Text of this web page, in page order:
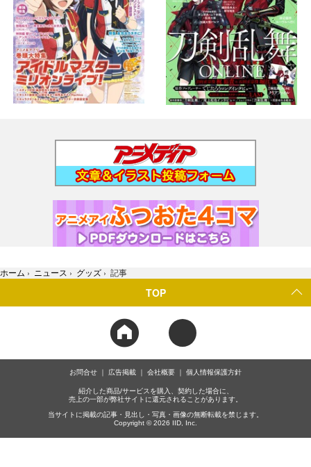
ホーム › ニュース › グッズ › 記事
TOP
お問合せ 広告掲載 会社概要 個人情報保護方針
紹介した商品/サービスを購入、契約した場合に、
売上の一部が弊社サイトに還元されることがあります。
当サイトに掲載の記事・見出し・写真・画像の無断転載を禁じます。
Copyright © 2026 IID, Inc.